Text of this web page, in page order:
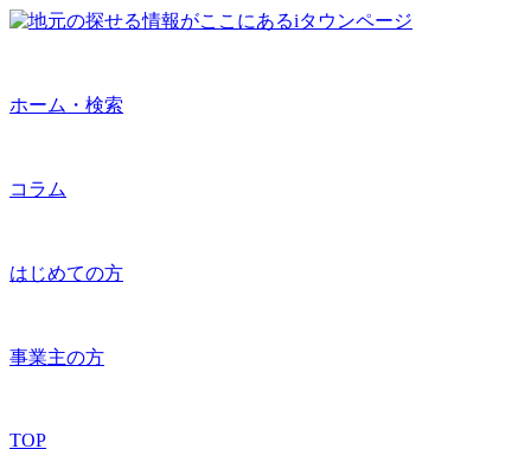
ホーム・検索
コラム
はじめての方
事業主の方
TOP